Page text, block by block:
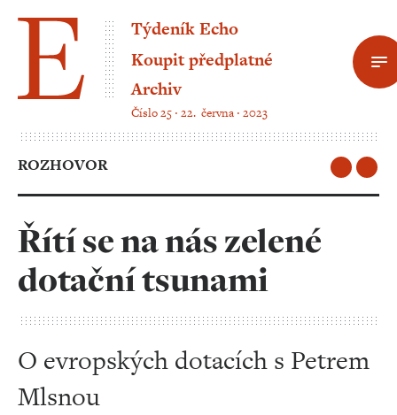
Týdeník Echo
Koupit předplatné
Archiv
Číslo 25 ‧ 22. června ‧ 2023
ROZHOVOR
Řítí se na nás zelené
dotační tsunami
O evropských dotacích s Petrem
Mlsnou